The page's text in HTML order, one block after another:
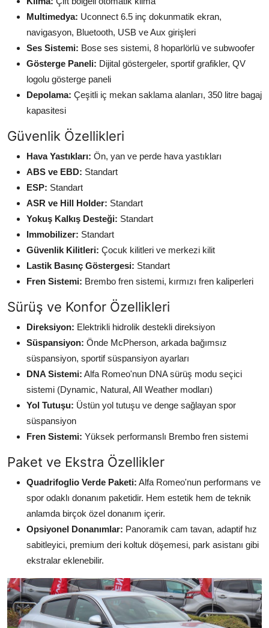
Multimedya: Uconnect 6.5 inç dokunmatik ekran,
navigasyon, Bluetooth, USB ve Aux girişleri
Ses Sistemi: Bose ses sistemi, 8 hoparlörlü ve subwoofer
Gösterge Paneli: Dijital göstergeler, sportif grafikler, QV
logolu gösterge paneli
Depolama: Çeşitli iç mekan saklama alanları, 350 litre bagaj
kapasitesi
Güvenlik Özellikleri
Hava Yastıkları: Ön, yan ve perde hava yastıkları
ABS ve EBD: Standart
ESP: Standart
ASR ve Hill Holder: Standart
Yokuş Kalkış Desteği: Standart
Immobilizer: Standart
Güvenlik Kilitleri: Çocuk kilitleri ve merkezi kilit
Lastik Basınç Göstergesi: Standart
Fren Sistemi: Brembo fren sistemi, kırmızı fren kaliperleri
Sürüş ve Konfor Özellikleri
Direksiyon: Elektrikli hidrolik destekli direksiyon
Süspansiyon: Önde McPherson, arkada bağımsız
süspansiyon, sportif süspansiyon ayarları
DNA Sistemi: Alfa Romeo'nun DNA sürüş modu seçici
sistemi (Dynamic, Natural, All Weather modları)
Yol Tutuşu: Üstün yol tutuşu ve denge sağlayan spor
süspansiyon
Fren Sistemi: Yüksek performanslı Brembo fren sistemi
Paket ve Ekstra Özellikler
Quadrifoglio Verde Paketi: Alfa Romeo'nun performans ve
spor odaklı donanım paketidir. Hem estetik hem de teknik
anlamda birçok özel donanım içerir.
Opsiyonel Donanımlar: Panoramik cam tavan, adaptif hız
sabitleyici, premium deri koltuk döşemesi, park asistanı gibi
ekstralar eklenebilir.